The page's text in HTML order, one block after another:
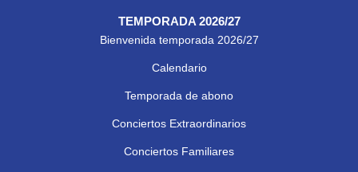
TEMPORADA 2026/27
Bienvenida temporada 2026/27
Calendario
Temporada de abono
Conciertos Extraordinarios
Conciertos Familiares